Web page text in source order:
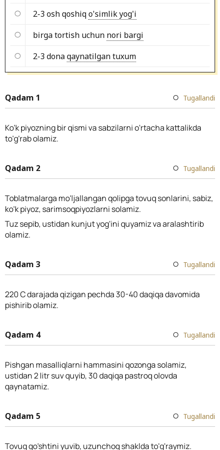
2-3 osh qoshiqo'simlik yog'i
birga tortish uchun nori bargi
2-3 donaqaynatilgan tuxum
Qadam 1 Tugallandi
Ko'k piyozning bir qismi va sabzilarni o'rtacha kattalikda
to'g'rab olamiz.
Qadam 2 Tugallandi
Toblatmalarga mo'ljallangan qolipga tovuq sonlarini, sabiz,
ko'k piyoz, sarimsoqpiyozlarni solamiz.
Tuz sepib, ustidan kunjut yog'ini quyamiz va aralashtirib
olamiz.
Qadam 3 Tugallandi
220 C darajada qizigan pechda 30-40 daqiqa davomida
pishirib olamiz.
Qadam 4 Tugallandi
Pishgan masalliqlarni hammasini qozonga solamiz,
ustidan 2 litr suv quyib, 30 daqiqa pastroq olovda
qaynatamiz.
Qadam 5 Tugallandi
Tovuq go'shtini yuvib, uzunchoq shaklda to'g'raymiz.